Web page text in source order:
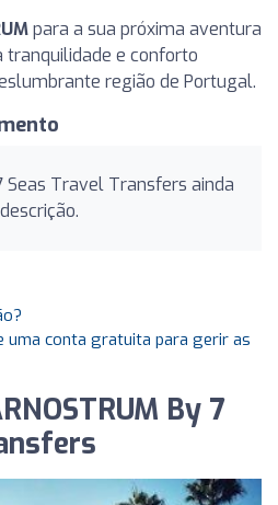
para a sua próxima aventura
e conforto
região de Portugal.
Seas Travel Transfers ainda
uma conta gratuita para gerir as
By 7